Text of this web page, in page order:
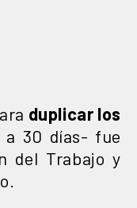
duplicar los
a 30 días- fue
del Trabajo y